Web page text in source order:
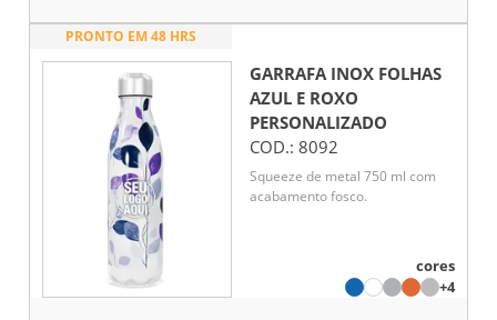
PRONTO EM 48 HRS
GARRAFA INOX FOLHAS
AZUL E ROXO
PERSONALIZADO
COD.: 8092
Squeeze de metal 750 ml com
acabamento fosco.
cores
+4